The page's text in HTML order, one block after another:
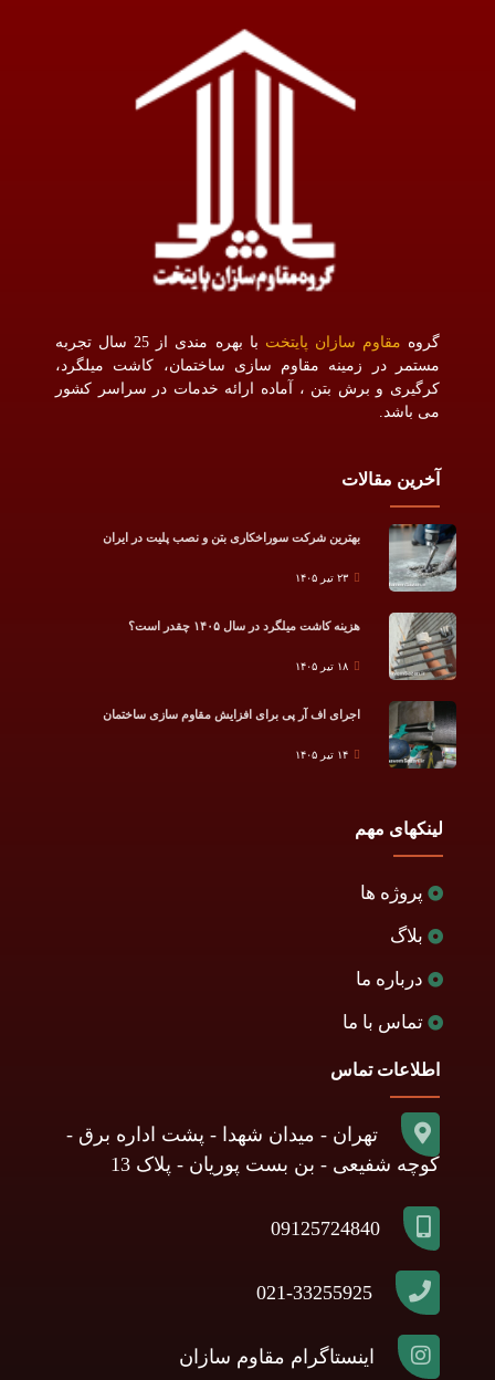
گروه مقاوم سازان پایتخت
با بهره مندی از 25 سال تجربه
مستمر در زمینه مقاوم سازی ساختمان، کاشت میلگرد،
کرگیری و برش بتن ، آماده ارائه خدمات در سراسر کشور
می باشد.
آخرین مقالات
بهترین شرکت سوراخکاری بتن و نصب پلیت در ایران
۲۳ تیر ۱۴۰۵
هزینه کاشت میلگرد در سال ۱۴۰۵ چقدر است؟
۱۸ تیر ۱۴۰۵
اجرای اف آر پی برای افزایش مقاوم سازی ساختمان
۱۴ تیر ۱۴۰۵
لینکهای مهم
پروژه ها
بلاگ
درباره ما
تماس با ما
اطلاعات تماس
تهران - میدان شهدا - پشت اداره برق -
کوچه شفیعی - بن بست پوریان - پلاک 13
09125724840
021-33255925
اینستاگرام مقاوم سازان